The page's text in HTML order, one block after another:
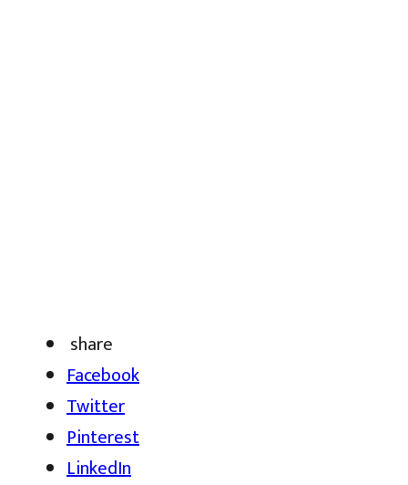
share
Facebook
Twitter
Pinterest
LinkedIn